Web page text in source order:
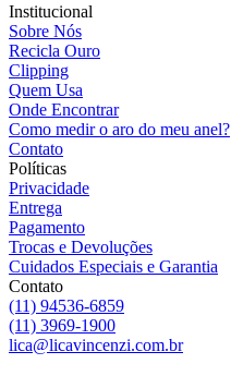
Institucional
Sobre Nós
Recicla Ouro
Clipping
Quem Usa
Onde Encontrar
Como medir o aro do meu anel?
Contato
Políticas
Privacidade
Entrega
Pagamento
Trocas e Devoluções
Cuidados Especiais e Garantia
Contato
(11) 94536-6859
(11) 3969-1900
lica@licavincenzi.com.br